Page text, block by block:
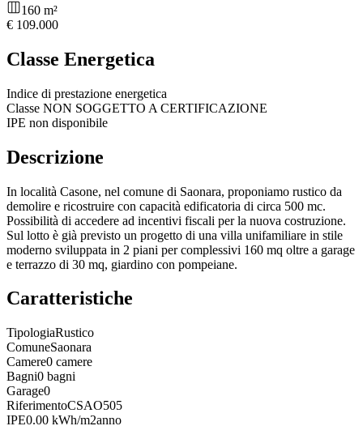
160 m²
€ 109.000
Classe Energetica
Indice di prestazione energetica
Classe NON SOGGETTO A CERTIFICAZIONE
IPE non disponibile
Descrizione
In località Casone, nel comune di Saonara, proponiamo rustico da
demolire e ricostruire con capacità edificatoria di circa 500 mc.
Possibilità di accedere ad incentivi fiscali per la nuova costruzione.
Sul lotto è già previsto un progetto di una villa unifamiliare in stile
moderno sviluppata in 2 piani per complessivi 160 mq oltre a garage
e terrazzo di 30 mq, giardino con pompeiane.
Caratteristiche
TipologiaRustico
ComuneSaonara
Camere0 camere
Bagni0 bagni
Garage0
RiferimentoCSAO505
IPE0.00 kWh/m2anno